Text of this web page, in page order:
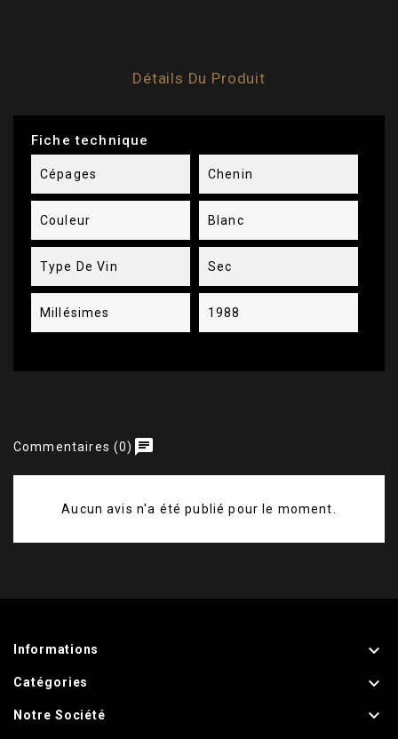
Détails Du Produit
Fiche technique
Cépages Chenin
Couleur Blanc
Type De Vin Sec
Millésimes 1988
chat
Commentaires (0)
Aucun avis n'a été publié pour le moment.
Informations 
Catégories 
Notre Société 